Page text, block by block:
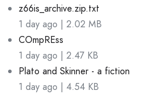
z66is_archive.zip.txt
1 day ago | 2.02 MB
COmpREss
1 day ago | 2.47 KB
Plato and Skinner - a fiction
1 day ago | 4.54 KB